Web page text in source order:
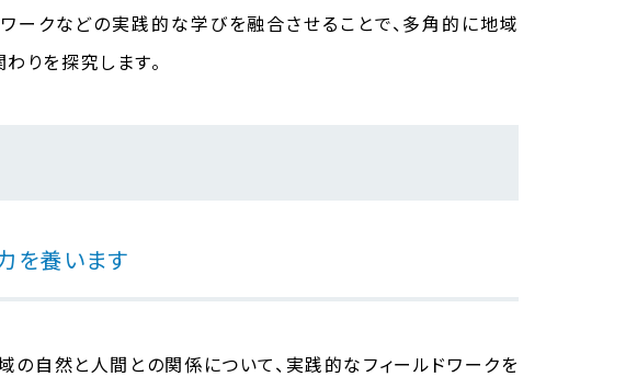
ークなどの実践的な学びを融合させることで、多角的に地域
りを探究します。
を養います
自然と人間との関係について、実践的なフィールドワークを